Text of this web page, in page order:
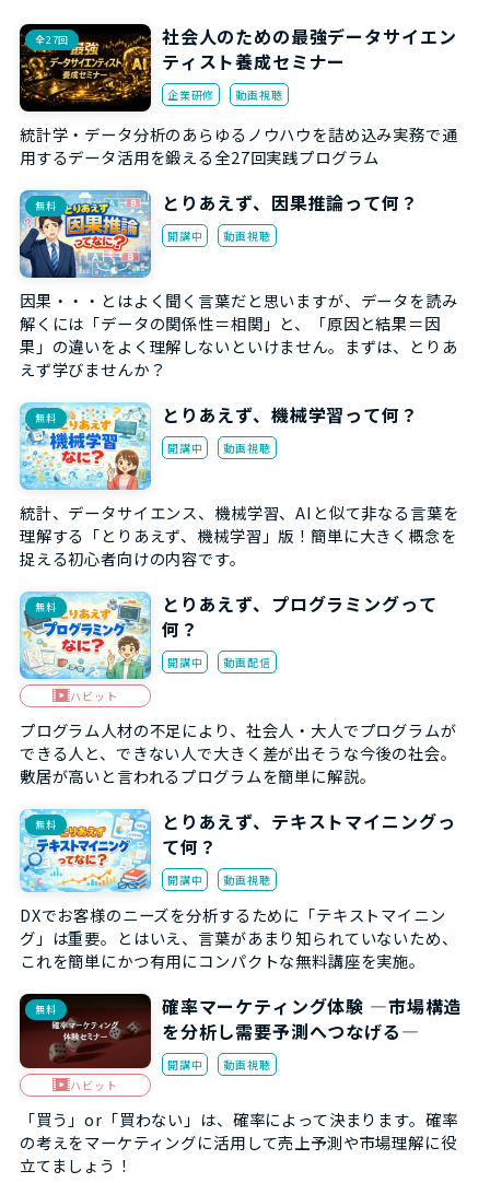
全27回
社会人のための最強データサイエン
ティスト養成セミナー
企業研修 動画視聴
統計学・データ分析のあらゆるノウハウを詰め込み実務で通
用するデータ活用を鍛える全27回実践プログラム
無料 とりあえず、因果推論って何？
開講中 動画視聴
因果・・・とはよく聞く言葉だと思いますが、データを読み
解くには「データの関係性＝相関」と、「原因と結果＝因
果」の違いをよく理解しないといけません。まずは、とりあ
えず学びませんか？
無料 とりあえず、機械学習って何？
開講中 動画視聴
統計、データサイエンス、機械学習、AIと似て非なる言葉を
理解する「とりあえず、機械学習」版！簡単に大きく概念を
捉える初心者向けの内容です。
無料
ハビット
とりあえず、プログラミングって
何？
開講中 動画配信
プログラム人材の不足により、社会人・大人でプログラムが
できる人と、できない人で大きく差が出そうな今後の社会。
敷居が高いと言われるプログラムを簡単に解説。
無料
とりあえず、テキストマイニングっ
て何？
開講中 動画視聴
DXでお客様のニーズを分析するために「テキストマイニン
グ」は重要。とはいえ、言葉があまり知られていないため、
これを簡単にかつ有用にコンパクトな無料講座を実施。
無料
ハビット
確率マーケティング体験 ―市場構造
を分析し需要予測へつなげる―
開講中 動画視聴
「買う」or「買わない」は、確率によって決まります。確率
の考えをマーケティングに活用して売上予測や市場理解に役
立てましょう！